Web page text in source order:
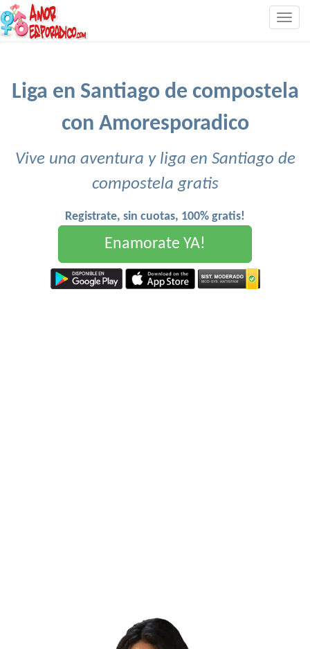
Liga en Santiago de compostela
con Amoresporadico
Vive una aventura y liga en Santiago de
compostela gratis
Registrate, sin cuotas, 100% gratis!
Enamorate YA!